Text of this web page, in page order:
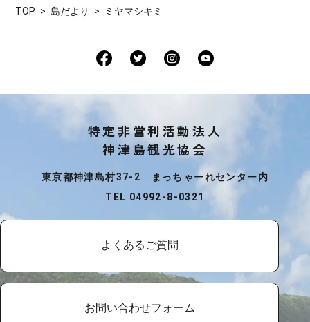
TOP 島だより ミヤマシキミ
特定非営利活動法人
神津島観光協会
東京都神津島村37-2 まっちゃーれセンター内
TEL 04992-8-0321
よくあるご質問
お問い合わせフォーム